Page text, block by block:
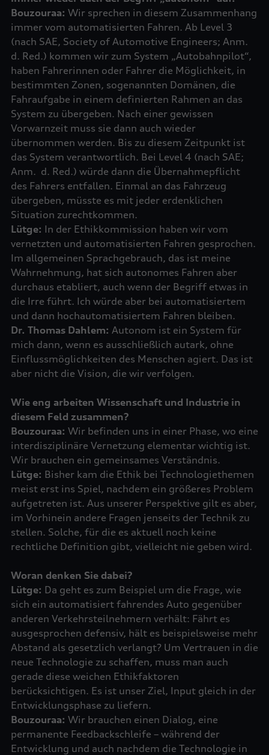
Bouzouraa: Wir sprechen in diesem Zusammenhang
immer vom automatisierten Fahren. Ab Level 3
(nach SAE, Society of Automotive Engineers; Anm.
d. Red.) kommen wir zum System „Autobahnpilot“,
haben Fahrerinnen oder Fahrer die Möglichkeit, in
bestimmten Zonen, sogenannten Domänen, die
Fahraufgabe in einem definierten Rahmen an das
System zu übergeben. Nach einer gewissen
Vorwarnzeit muss sie dann auch wieder
übernommen werden. Bis zu diesem Zeitpunkt ist
das System verantwortlich. Bei Level 4 (nach SAE;
Anm. d. Red.) würde dann die Übernahmepflicht
des Fahrers entfallen. Einmal an das Fahrzeug
übergeben, müsste es mit jeder erdenklichen
Lütge: In der Ethikkommission haben wir vom
vernetzten und automatisierten Fahren gesprochen.
Im allgemeinen Sprachgebrauch, das ist meine
Wahrnehmung, hat sich autonomes Fahren aber
durchaus etabliert, auch wenn der Begriff etwas in
die Irre führt. Ich würde aber bei automatisiertem
Dr. Thomas Dahlem: Autonom ist ein System für
mich dann, wenn es ausschließlich autark, ohne
Einflussmöglichkeiten des Menschen agiert. Das ist
Wie eng arbeiten Wissenschaft und Industrie in
diesem Feld zusammen?
Bouzouraa: Wir befinden uns in einer Phase, wo eine
interdisziplinäre Vernetzung elementar wichtig ist.
Lütge: Bisher kam die Ethik bei Technologiethemen
meist erst ins Spiel, nachdem ein größeres Problem
aufgetreten ist. Aus unserer Perspektive gilt es aber,
im Vorhinein andere Fragen jenseits der Technik zu
stellen. Solche, für die es aktuell noch keine
rechtliche Definition gibt, vielleicht nie geben wird.
Woran denken Sie dabei?
Lütge: Da geht es zum Beispiel um die Frage, wie
sich ein automatisiert fahrendes Auto gegenüber
anderen Verkehrsteilnehmern verhält: Fährt es
ausgesprochen defensiv, hält es beispielsweise mehr
Abstand als gesetzlich verlangt? Um Vertrauen in die
neue Technologie zu schaffen, muss man auch
gerade diese weichen Ethikfaktoren
berücksichtigen. Es ist unser Ziel, Input gleich in der
Bouzouraa: Wir brauchen einen Dialog, eine
permanente Feedbackschleife – während der
Entwicklung und auch nachdem die Technologie in